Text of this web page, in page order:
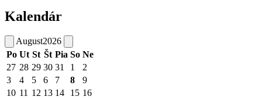
Kalendár
August2026
Po Ut St Št Pia So Ne
27 28 29 30 31 1
2
3
4 5 6 7 8
9
10 11 12 13 14 15 16